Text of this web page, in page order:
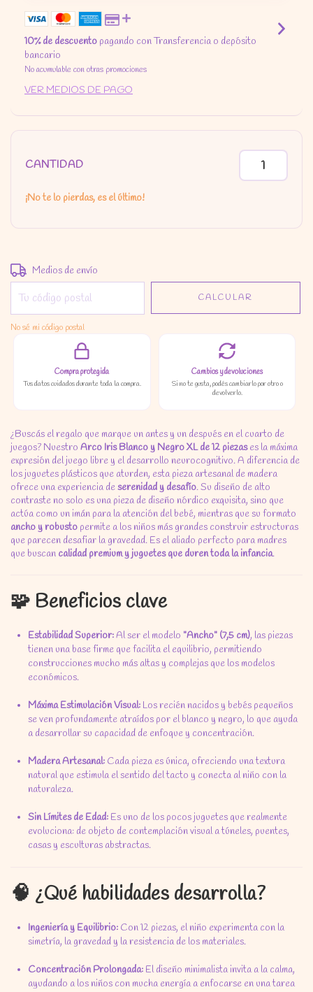
10% de descuento pagando con Transferencia o depósito
bancario
No acumulable con otras promociones
VER MEDIOS DE PAGO
CANTIDAD
¡No te lo pierdas, es el último!
Entregas para el CP:
Medios de envío
CALCULAR
No sé mi código postal
Compra protegida
Tus datos cuidados durante toda la compra.
Cambios y devoluciones
Si no te gusta, podés cambiarlo por otro o
devolverlo.
¿Buscás el regalo que marque un antes y un después en el cuarto de
juegos? Nuestro Arco Iris Blanco y Negro XL de 12 piezases la máxima
expresión del juego libre y el desarrollo neurocognitivo.A diferencia de
los juguetes plásticos que aturden, esta pieza artesanal de madera
ofrece una experiencia deserenidad y desafío.Su diseño de alto
contraste no solo es una pieza de diseño nórdico exquisita, sino que
actúa como un imán para la atención del bebé, mientras que su formato
ancho y robusto permite a los niños más grandes construir estructuras
que parecen desafiar la gravedad. Es el aliado perfecto para madres
que buscan calidad premium y juguetes que duren toda la infancia.
🧩 Beneficios clave
Estabilidad Superior:Al ser el modelo "Ancho" (7,5 cm), las piezas
tienen una base firme que facilita el equilibrio, permitiendo
construcciones mucho más altas y complejas que los modelos
económicos.
Máxima Estimulación Visual: Los recién nacidos y bebés pequeños
se ven profundamente atraídos por el blanco y negro, lo que ayuda
a desarrollar su capacidad de enfoque y concentración.
Madera Artesanal: Cada pieza es única, ofreciendo una textura
natural que estimula el sentido del tacto y conecta al niño con la
naturaleza.
Sin Límites de Edad: Es uno de los pocos juguetes que realmente
evoluciona: de objeto de contemplación visual a túneles, puentes,
casas y esculturas abstractas.
🧠 ¿Qué habilidades desarrolla?
Ingeniería y Equilibrio: Con 12 piezas, el niño experimenta con la
simetría, la gravedad y la resistencia de los materiales.
Concentración Prolongada: El diseño minimalista invita a la calma,
ayudando a los niños con mucha energía a enfocarse en una tarea